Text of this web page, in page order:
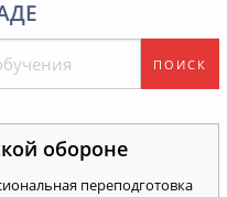
ПОИСК
обороне
переподготовка